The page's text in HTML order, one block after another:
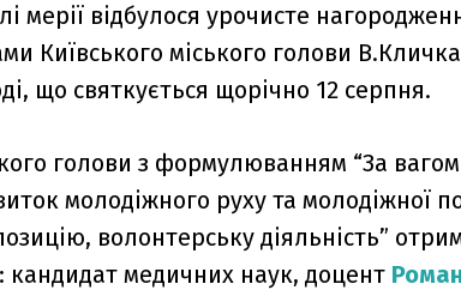
мерії відбулося урочисте
Київського міського голови
що святкується щорічно 12 серпня.
голови з формулюванням “За
молодіжного руху та молодіжної
волонтерську діяльність”
кандидат медичних наук, доцент